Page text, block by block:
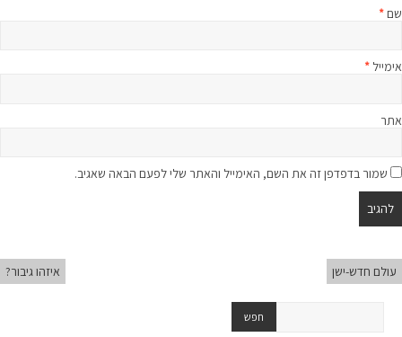
שם*
אימייל *
אתר
שמור בדפדפן זה את השם, האימייל והאתר שלי לפעם הבאה שאגיב.
עולם חדש-ישן איזהו גיבור?